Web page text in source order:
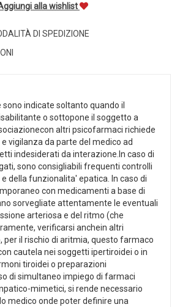
alla wishlist
DI SPEDIZIONE
indicate soltanto quando il
o sottopone il soggetto a
altri psicofarmaci richiede
vigilanza da parte del medico ad
indesiderati da interazione.In caso di
sono consigliabili frequenti controlli
della funzionalita' epatica. In caso di
con medicamenti a base di
sorvegliate attentamente le eventuali
arteriosa e del ritmo (che
verificarsi anchein altri
per il rischio di aritmia, questo farmaco
cautela nei soggetti ipertiroidei o in
tiroidei o preparazioni
di simultaneo impiego di farmaci
mimetici, si rende necessario
medico onde poter definire una